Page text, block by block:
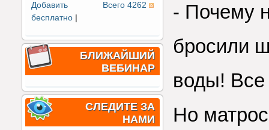
Всего 4262
Добавить
бесплатно
БЛИЖАЙШИЙ
ВЕБИНАР
СЛЕДИТЕ ЗА
НАМИ
- Почему
бросили
воды! Все
Но